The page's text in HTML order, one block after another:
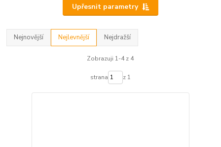
Upřesnit parametry
Nejnovější Nejlevnější Nejdražší
Zobrazuji 1-4 z 4
strana z 1